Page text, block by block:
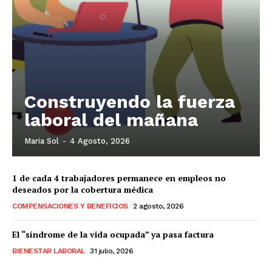
Construyendo la fuerza
laboral del mañana
Maria Sol - 4 Agosto, 2026
1 de cada 4 trabajadores permanece en empleos no
deseados por la cobertura médica
COMPENSACIONES Y BENEFICIOS 2 agosto, 2026
El “síndrome de la vida ocupada” ya pasa factura
BIENESTAR LABORAL 31 julio, 2026